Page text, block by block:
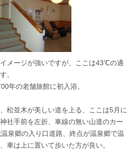
メージが強いですが、ここは43℃の適
。
年の老舗旅館に初入浴。
松並木が美しい道を上る、ここは5月に
社手前を左折、車線の無い山道のカー
泉郷の入り口道路、終点が温泉郷で温
車は上に置いて歩いた方が良い。